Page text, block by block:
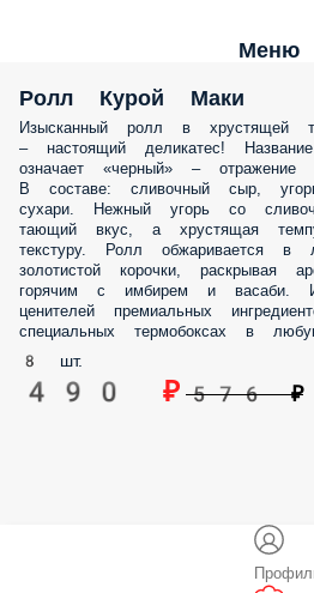
Меню
Ролл Курой Маки
Изысканный ролл в хрустящей
– настоящий деликатес!
означает «черный» – отражение
В составе: сливочный сыр,
сухари. Нежный угорь со
тающий вкус, а хрустящая
текстуру. Ролл обжаривается в
золотистой корочки, раскрывая
горячим с имбирем и васаби.
ценителей премиальных
специальных термобоксах в
8 шт.
490 ₽ 576 ₽